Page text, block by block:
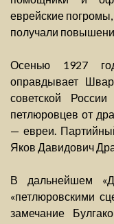
еврейские погромы,
получали
Осенью 1927
оправдывает
советской
петлюровцев от
— евреи.
Яков Давидович
В дальнейшем
«петлюровскими
замечание